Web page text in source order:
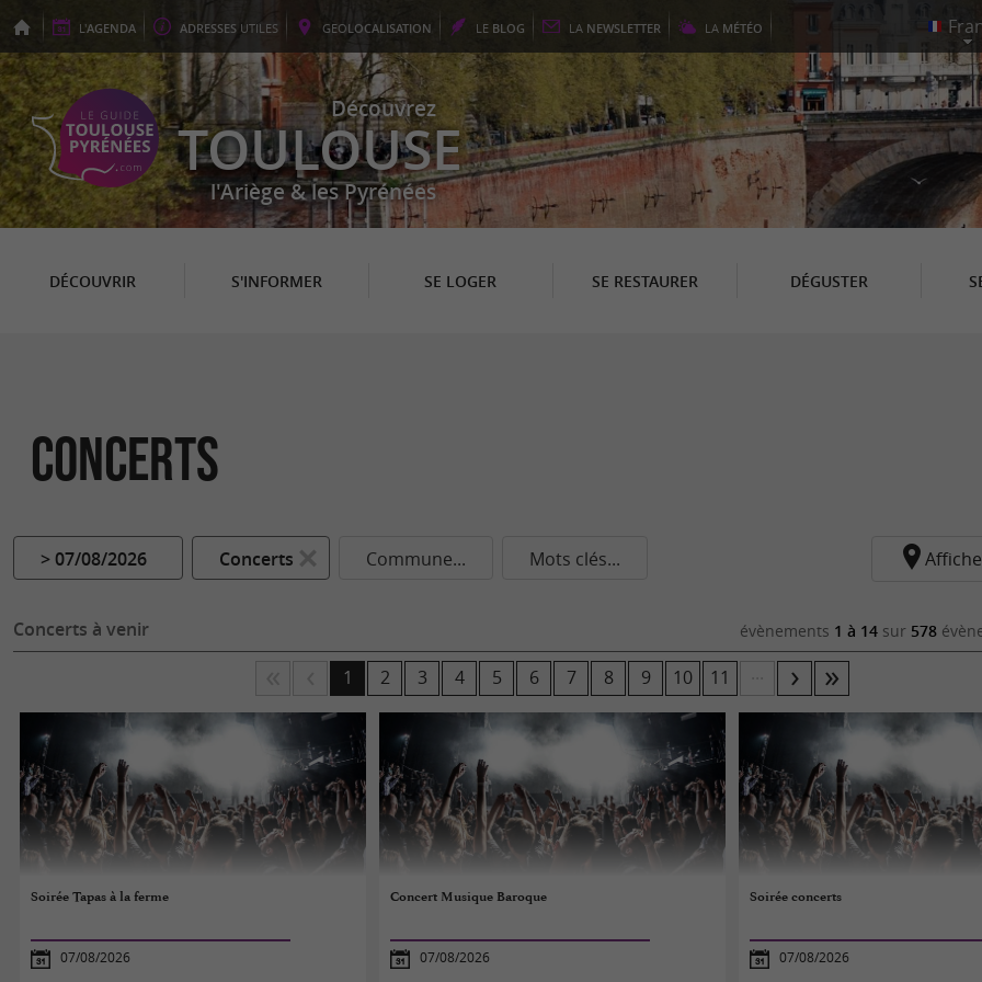
L'AGENDA ADRESSES UTILES GEOLOCALISATION LE BLOG LA NEWSLETTER LA MÉTÉO
Découvrez
TOULOUSE
l'Ariège & les Pyrénées
DÉCOUVRIR S'INFORMER SE LOGER SE RESTAURER DÉGUSTER
Concerts
> 07/08/2026 Concerts Commune... Mots clés...
Concerts à venir évènements 1 à 14 sur 578
1 2 3 4 5 6 7 8 9 10 11
Soirée Tapas à la ferme
07/08/2026
Concert Musique Baroque
07/08/2026
Soirée concerts
07/08/2026